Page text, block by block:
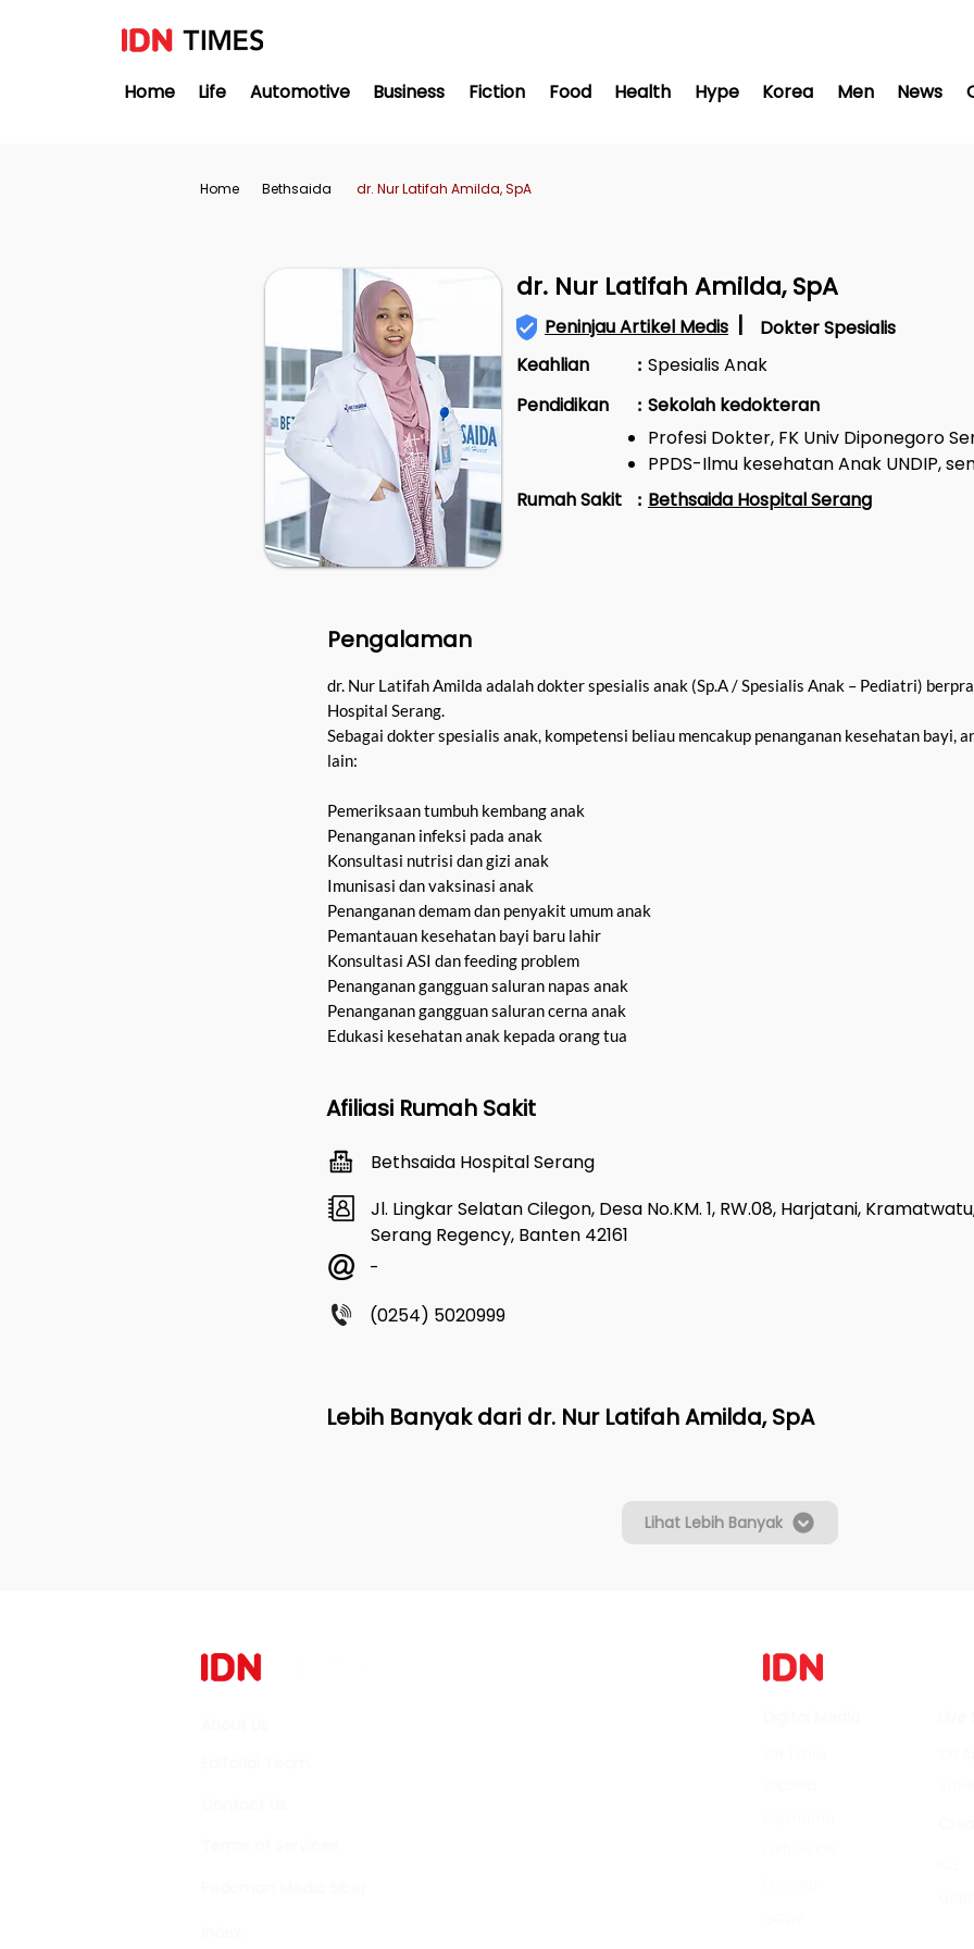
Home Life Automotive Business Fiction Food Health Hype Korea Men News
Home Bethsaida dr. Nur Latifah Amilda, SpA
dr. Nur Latifah Amilda, SpA
Peninjau Artikel Medis |
Dokter Spesialis
Keahlian
: Spesialis Anak
Profesi Dokter, FK Univ Diponegoro
PPDS-Ilmu kesehatan Anak UNDIP,
Sekolah kedokteran
:
Pendidikan
Rumah Sakit : Bethsaida Hospital Serang
Pengalaman
dr. Nur Latifah Amilda adalah dokter spesialis anak (Sp.A / Spesialis Anak – Pediatri)
Hospital Serang.
Sebagai dokter spesialis anak, kompetensi beliau mencakup penanganan kesehatan bayi,
lain:
Pemeriksaan tumbuh kembang anak
Penanganan infeksi pada anak
Konsultasi nutrisi dan gizi anak
Imunisasi dan vaksinasi anak
Penanganan demam dan penyakit umum anak
Pemantauan kesehatan bayi baru lahir
Konsultasi ASI dan feeding problem
Penanganan gangguan saluran napas anak
Penanganan gangguan saluran cerna anak
Edukasi kesehatan anak kepada orang tua
Afiliasi Rumah Sakit
Bethsaida Hospital Serang
Jl. Lingkar Selatan Cilegon, Desa No.KM. 1, RW.08, Harjatani,
Serang Regency, Banten 42161
-
(0254) 5020999
Lebih Banyak dari dr. Nur Latifah Amilda, SpA
Lihat Lebih Banyak